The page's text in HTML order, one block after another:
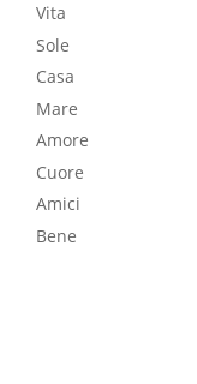
Vita
Sole
Casa
Mare
Amore
Cuore
Amici
Bene